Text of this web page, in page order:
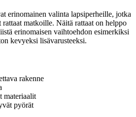
erinomainen valinta lapsiperheille, jotka
matkoille. Näitä rattaat on helppo
erinomaisen vaihtoehdon esimerkiksi
kevyeksi lisävarusteeksi.
rakenne
materiaalit
pyörät